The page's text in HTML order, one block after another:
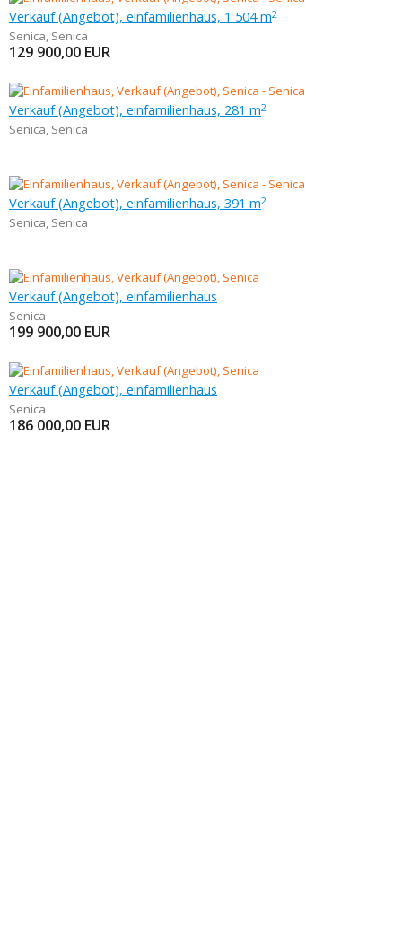
Verkauf (Angebot), einfamilienhaus, 1 504 m2
Senica, Senica
129 900,00 EUR
Verkauf (Angebot), einfamilienhaus, 281 m2
Senica, Senica
Verkauf (Angebot), einfamilienhaus, 391 m2
Senica, Senica
Verkauf (Angebot), einfamilienhaus
Senica
199 900,00 EUR
Verkauf (Angebot), einfamilienhaus
Senica
186 000,00 EUR